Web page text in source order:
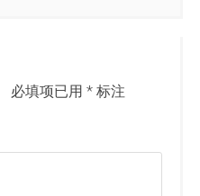
必填项已用* 标注